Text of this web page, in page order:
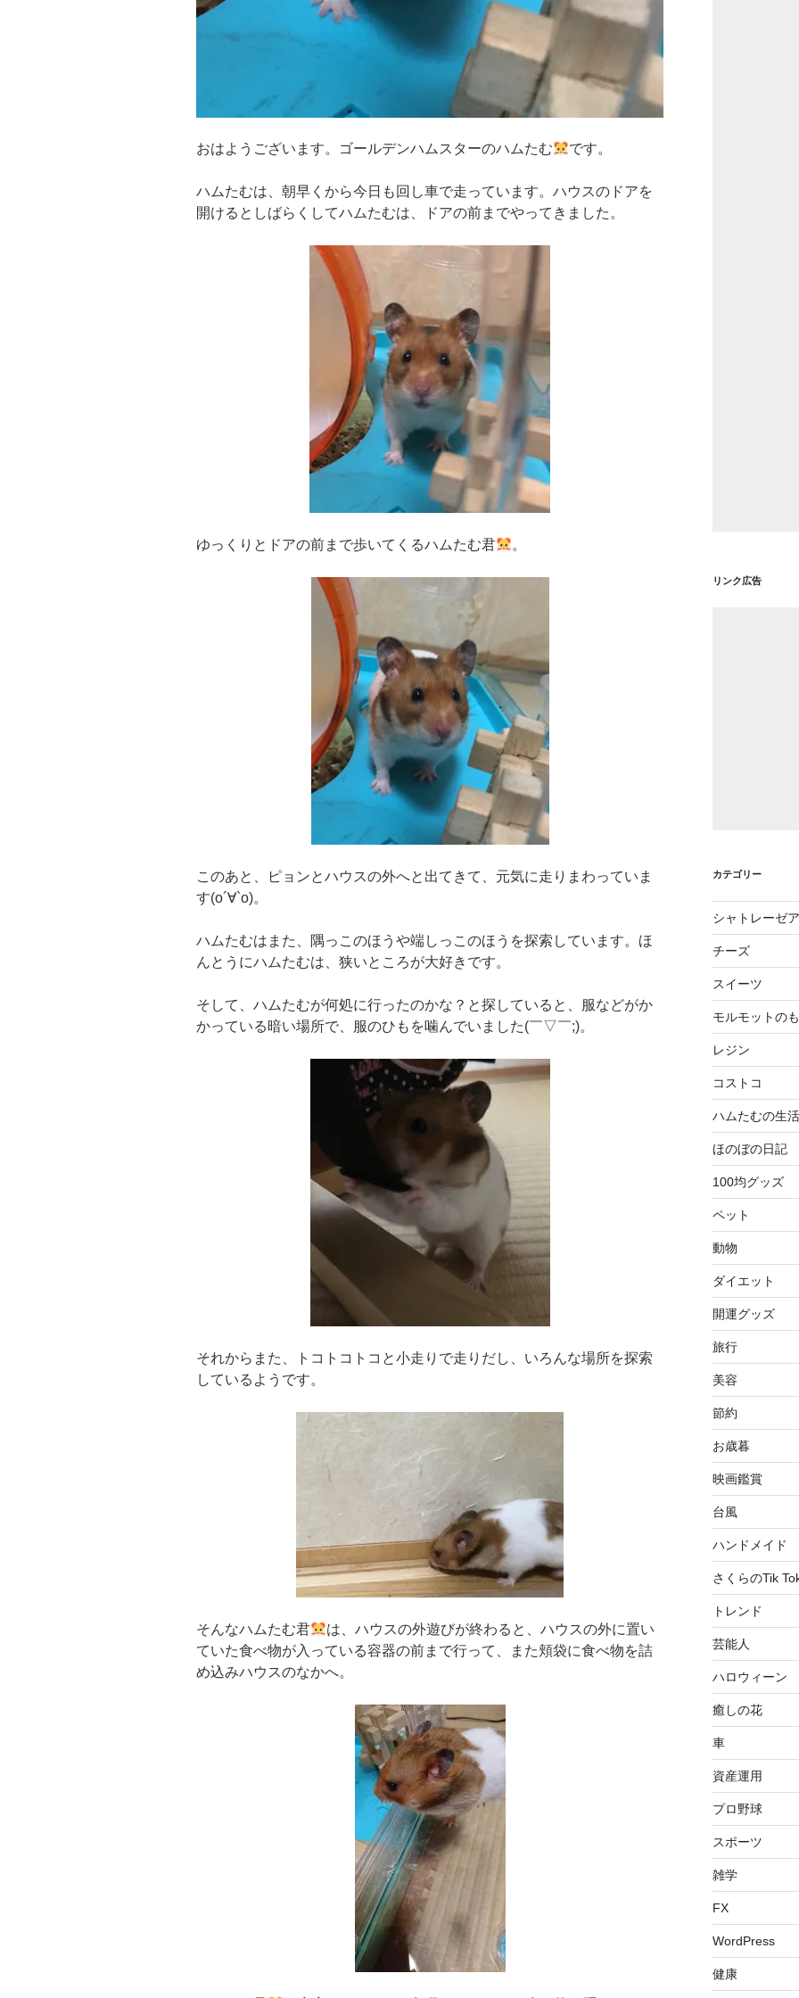
おはようございます。ゴールデンハムスターのハムたむ です。
ハムたむは、朝早くから今日も回し車で走っています。ハウスのドアを
開けるとしばらくしてハムたむは、ドアの前までやってきました。
ゆっくりとドアの前まで歩いてくるハムたむ君 。
このあと、ピョンとハウスの外へと出てきて、元気に走りまわっていま
す(о´∀`о)。
ハムたむはまた、隅っこのほうや端しっこのほうを探索しています。ほ
んとうにハムたむは、狭いところが大好きです。
そして、ハムたむが何処に行ったのかな？と探していると、服などがか
かっている暗い場所で、服のひもを噛んでいました(￣▽￣;)。
それからまた、トコトコトコと小走りで走りだし、いろんな場所を探索
しているようです。
そんなハムたむ君
は、ハウスの外遊びが終わると、ハウスの外に置い
ていた食べ物が入っている容器の前まで行って、また頬袋に食べ物を詰
め込みハウスのなかへ。
リンク広告
カテゴリー
シャトレーゼ
チーズ
スイーツ
モルモットの
レジン
コストコ
ハムたむの生活
ほのぼの日記
100均グッズ
ペット
動物
ダイエット
開運グッズ
旅行
美容
節約
お歳暮
映画鑑賞
台風
ハンドメイド
さくらのTik
トレンド
芸能人
ハロウィーン
癒しの花
車
資産運用
プロ野球
スポーツ
雑学
FX
WordPress
健康